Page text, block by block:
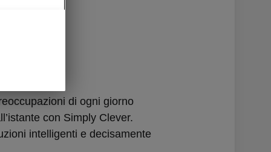
di ogni giorno
con Simply Clever.
intelligenti e decisamente